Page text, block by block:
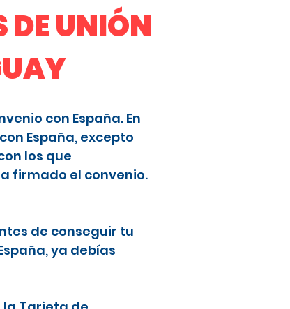
DE UNIÓN
con España. En
España, excepto
los que
firmado el convenio.
de conseguir tu
ya debías